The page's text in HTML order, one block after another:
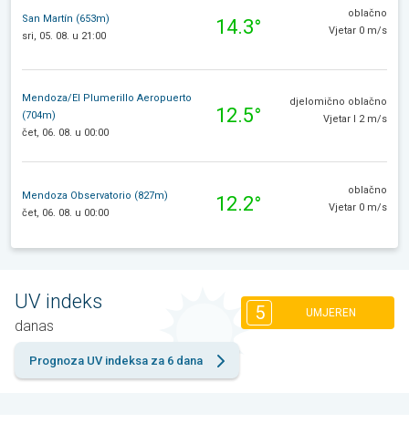
San Martín (653m)
sri, 05. 08. u 21:00
14.3°
oblačno
Vjetar 0 m/s
Mendoza/El Plumerillo Aeropuerto
(704m)
čet, 06. 08. u 00:00
12.5°
djelomično oblačno
Vjetar I 2 m/s
Mendoza Observatorio (827m)
čet, 06. 08. u 00:00
12.2°
oblačno
Vjetar 0 m/s
UV indeks
danas
5 UMJEREN
Prognoza UV indeksa za 6 dana